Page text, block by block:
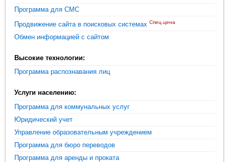
Программа для СМС
Продвижение сайта в поисковых системах Спец.цена
Обмен информацией с сайтом
Высокие технологии:
Программа распознавания лиц
Услуги населению:
Программа для коммунальных услуг
Юридический учет
Управление образовательным учреждением
Программа для бюро переводов
Программа для аренды и проката